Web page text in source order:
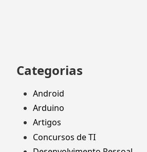
Categorias
Android
Arduino
Artigos
Concursos de TI